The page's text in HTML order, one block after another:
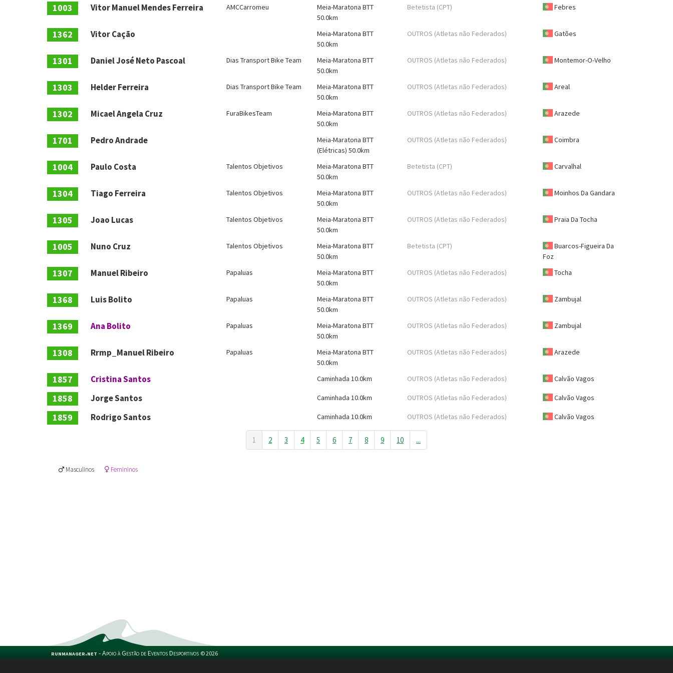
1003 Vitor Manuel Mendes Ferreira AMCCarromeu
Meia-Maratona BTT
50.0km
Betetista (CPT) Febres
1362 Vitor Cação
Meia-Maratona BTT
50.0km
OUTROS (Atletas não Federados) Gatões
1301 Daniel José Neto Pascoal Dias Transport Bike Team
Meia-Maratona BTT
50.0km
OUTROS (Atletas não Federados) Montemor-O-Velho
1303 Helder Ferreira Dias Transport Bike Team
Meia-Maratona BTT
50.0km
OUTROS (Atletas não Federados) Areal
1302 Micael Angela Cruz FuraBikesTeam
Meia-Maratona BTT
50.0km
OUTROS (Atletas não Federados) Arazede
1701 Pedro Andrade
Meia-Maratona BTT
(Elétricas) 50.0km
OUTROS (Atletas não Federados) Coimbra
1004 Paulo Costa Talentos Objetivos
Meia-Maratona BTT
50.0km
Betetista (CPT) Carvalhal
1304 Tiago Ferreira Talentos Objetivos
Meia-Maratona BTT
50.0km
OUTROS (Atletas não Federados) Moinhos Da Gandara
1305 Joao Lucas Talentos Objetivos
Meia-Maratona BTT
50.0km
OUTROS (Atletas não Federados) Praia Da Tocha
1005 Nuno Cruz Talentos Objetivos
Meia-Maratona BTT
50.0km
Betetista (CPT)
Buarcos-Figueira Da
Foz
1307 Manuel Ribeiro Papaluas
Meia-Maratona BTT
50.0km
OUTROS (Atletas não Federados) Tocha
1368 Luis Bolito Papaluas
Meia-Maratona BTT
50.0km
OUTROS (Atletas não Federados) Zambujal
1369 Ana Bolito Papaluas
Meia-Maratona BTT
50.0km
OUTROS (Atletas não Federados) Zambujal
1308 Rrmp_Manuel Ribeiro Papaluas
Meia-Maratona BTT
50.0km
OUTROS (Atletas não Federados) Arazede
1857 Cristina Santos Caminhada 10.0km OUTROS (Atletas não Federados) Calvão Vagos
1858 Jorge Santos Caminhada 10.0km OUTROS (Atletas não Federados) Calvão Vagos
1859 Rodrigo Santos Caminhada 10.0km OUTROS (Atletas não Federados) Calvão Vagos
1 2 3 4 5 6 7 8 9 10 ...
Masculinos Femininos
runmanager.net -Apoio à Gestão de Eventos Desportivos ©2026